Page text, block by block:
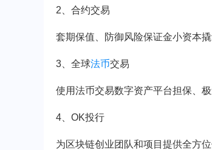
2、合约交易
套期保值、防御风险保证金小资本
3、全球法币交易
使用法币交易数字资产平台担保、
4、OK投行
为区块链创业团队和项目提供全方